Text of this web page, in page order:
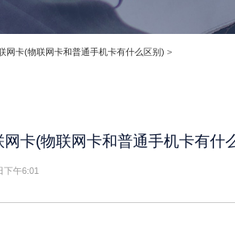
网卡(物联网卡和普通手机卡有什么区别) >
网卡(物联网卡和普通手机卡有什
下午6:01